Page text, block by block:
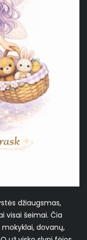
džiaugsmas,
visai šeimai. Čia
dovanų,